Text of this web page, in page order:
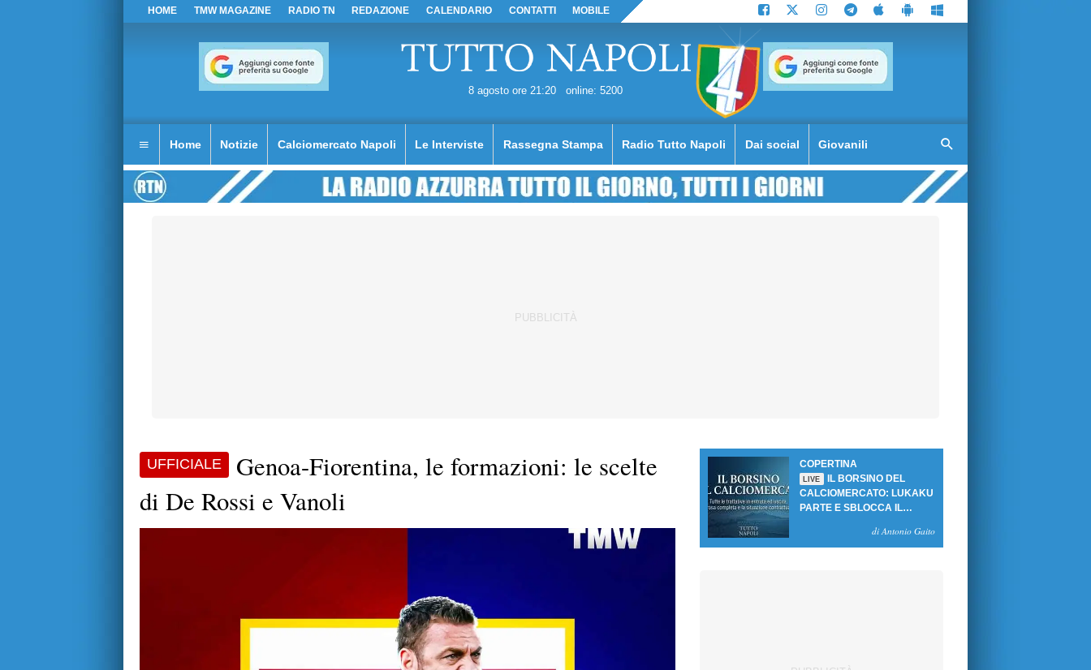
HOME TMW MAGAZINE RADIO TN REDAZIONE CALENDARIO CONTATTI MOBILE
8 agosto ore 21:20 online: 5200
Home Notizie Calciomercato Napoli Le Interviste Rassegna Stampa Radio Tutto Napoli Dai social Giovanili
UFFICIALE
Genoa-Fiorentina, le formazioni: le scelte
di De Rossi e Vanoli
COPERTINA
LIVE
IL BORSINO DEL
CALCIOMERCATO: LUKAKU
PARTE E SBLOCCA IL
di Antonio Gaito